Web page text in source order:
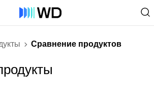
Сравнение продуктов